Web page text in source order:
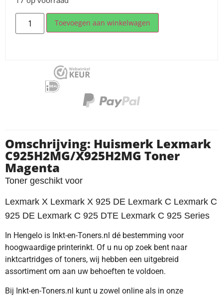
Toevoegen aan winkelwagen
Omschrijving: Huismerk Lexmark
C925H2MG/X925H2MG Toner
Magenta
Toner geschikt voor
Lexmark X Lexmark X 925 DE Lexmark C Lexmark C
925 DE Lexmark C 925 DTE Lexmark C 925 Series
In Hengelo is Inkt-en-Toners.nl dé bestemming voor
hoogwaardige printerinkt. Of u nu op zoek bent naar
inktcartridges of toners, wij hebben een uitgebreid
assortiment om aan uw behoeften te voldoen.
Bij Inkt-en-Toners.nl kunt u zowel online als in onze